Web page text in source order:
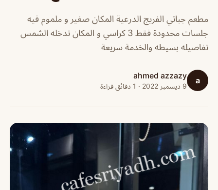
مطعم جباتي الفريج الدرعية المكان صغير و ملموم فيه
جلسات محدودة فقط 3 كراسي و المكان تدخله الشمس
تفاصيله بسيطه والخدمة سريعة
a
ahmed azzazy
9 ديسمبر 2022 · 1 دقائق قراءة